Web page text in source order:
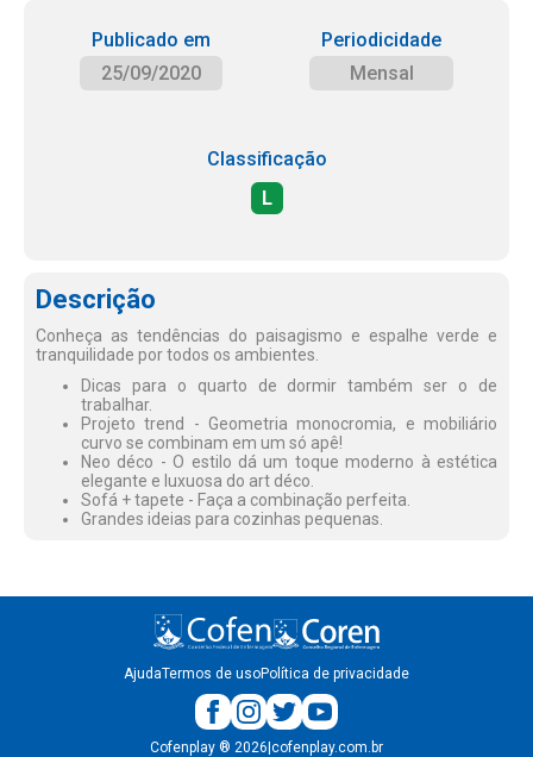
Publicado em
25/09/2020
Periodicidade
Mensal
Classificação
L
Descrição
Conheça as tendências do paisagismo e espalhe verde e
tranquilidade por todos os ambientes.
Dicas para o quarto de dormir também ser o de
trabalhar.
Projeto trend - Geometria monocromia, e mobiliário
curvo se combinam em um só apê!
Neo déco - O estilo dá um toque moderno à estética
elegante e luxuosa do art déco.
Sofá + tapete - Faça a combinação perfeita.
Grandes ideias para cozinhas pequenas.
AjudaTermos de usoPolítica de privacidade
Cofenplay ® 2026 cofenplay.com.br